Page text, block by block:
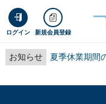
ログイン 新規会員登録
お知らせ 夏季休業期間